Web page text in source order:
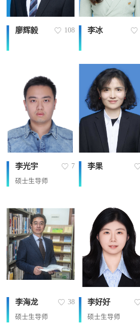
廖辉毅 108 李冰
李光宇 7
硕士生导师
李果
李海龙 38
硕士生导师
李好好
硕士生导师